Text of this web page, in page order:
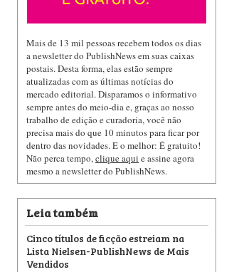
Mais de 13 mil pessoas recebem todos os dias
a newsletter do PublishNews em suas caixas
postais. Desta forma, elas estão sempre
atualizadas com as últimas notícias do
mercado editorial. Disparamos o informativo
sempre antes do meio-dia e, graças ao nosso
trabalho de edição e curadoria, você não
precisa mais do que 10 minutos para ficar por
dentro das novidades. E o melhor: É gratuito!
Não perca tempo,clique aqui e assine agora
mesmo a newsletter do PublishNews.
Leia também
Cinco títulos de ficção estreiam na
Lista Nielsen-PublishNews de Mais
Vendidos